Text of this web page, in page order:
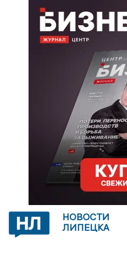
НОВОСТИ
ЛИПЕЦКА